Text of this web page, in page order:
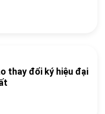
thay đổi ký hiệu đại